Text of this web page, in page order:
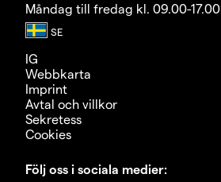
Måndag till fredag kl. 09.00-17.00
IG
Webbkarta
Imprint
Avtal och villkor
Sekretess
Cookies
Följ oss i sociala medier: